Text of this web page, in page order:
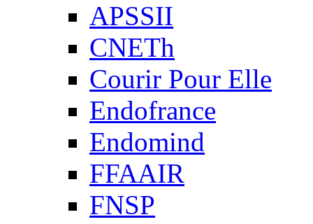
APSSII
CNETh
Courir Pour Elle
Endofrance
Endomind
FFAAIR
FNSP